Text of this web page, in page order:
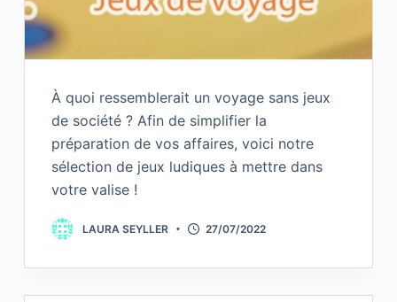
À quoi ressemblerait un voyage sans jeux
de société ? Afin de simplifier la
préparation de vos affaires, voici notre
sélection de jeux ludiques à mettre dans
votre valise !
LAURA SEYLLER 27/07/2022